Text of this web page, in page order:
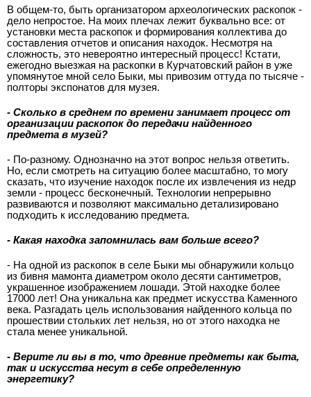
В общем-то, быть организатором археологических раскопок -
дело непростое. На моих плечах лежит буквально все: от
установки места раскопок и формирования коллектива до
составления отчетов и описания находок. Несмотря на
сложность, это невероятно интересный процесс! Кстати,
ежегодно выезжая на раскопки в Курчатовский район в уже
упомянутое мной село Быки, мы привозим оттуда по тысяче -
полторы экспонатов для музея.
- Сколько в среднем по времени занимает процесс от
организации раскопок до передачи найденного
предмета в музей?
- По-разному. Однозначно на этот вопрос нельзя ответить.
Но, если смотреть на ситуацию более масштабно, то могу
сказать, что изучение находок после их извлечения из недр
земли - процесс бесконечный. Технологии непрерывно
развиваются и позволяют максимально детализировано
подходить к исследованию предмета.
- Какая находка запомнилась вам больше всего?
- На одной из раскопок в селе Быки мы обнаружили кольцо
из бивня мамонта диаметром около десяти сантиметров,
украшенное изображением лошади. Этой находке более
17000 лет! Она уникальна как предмет искусства Каменного
века. Разгадать цель использования найденного кольца по
прошествии стольких лет нельзя, но от этого находка не
стала менее уникальной.
- Верите ли вы в то, что древние предметы как быта,
так и искусства несут в себе определенную
энергетику?